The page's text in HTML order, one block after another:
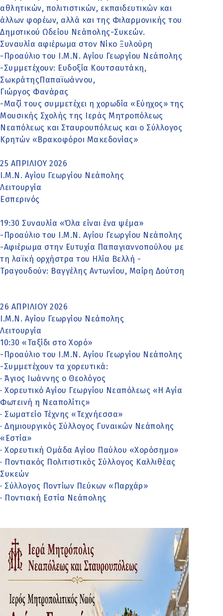
αθλητικών, πολιτιστικών, εκπαιδευτικών και
άλλων φορέων, αλλά και της Φιλαρμονικής του
Δημοτικού Ωδείου Νεάπολης-Συκεών.
Συναυλία αφιέρωμα στον Νίκο Ξυλούρη
-Προαύλιο του Ι.Μ.Ν. Αγίου Γεωργίου Νεάπολης
-Συμμετέχουν: Ευδοξία Κουτσαυτάκη,
ΣωκράτηςΠαπαϊωάννου,
Γιώργος Φανάρας
-Μαζί τους συμμετέχει η χορωδία «Εύηχος» της
Μουσικής Σχολής της Ιεράς Μητροπόλεως
Νεαπόλεως και Σταυρουπόλεως και ο Σύλλογος
Κρητών «Βρακοφόροι Μακεδονίας»
25 ΑΠΡΙΛΙΟΥ 2026
Ι.Μ.Ν. Αγίου Γεωργίου Νεάπολης
Λειτουργία
Εσπερινός
19:30 Συναυλία «Όλα είναι ένα ψέμα»
-Προαύλιο του Ι.Μ.Ν. Αγίου Γεωργίου Νεάπολης
-Αφιέρωμα στην Ευτυχία Παπαγιαννοπούλου με
τη λαϊκή ορχήστρα του Ηλία Βελλή -
Τραγουδούν: Βαγγέλης Αντωνίου, Μαίρη Δούτση
26 ΑΠΡΙΛΙΟΥ 2026
Ι.Μ.Ν. Αγίου Γεωργίου Νεάπολης
Λειτουργία
10:30 «Ταξίδι στο Χορό»
-Προαύλιο του Ι.Μ.Ν. Αγίου Γεωργίου Νεάπολης
-Συμμετέχουν τα χορευτικά:
· Άγιος Ιωάννης ο Θεολόγος
· Χορευτικό Αγίου Γεωργίου Νεαπόλεως «Η Αγία
Φωτεινή η Νεαπολίτις»
· Σωματείο Τέχνης «Τεχνήεσσα»
· Δημιουργικός Σύλλογος Γυναικών Νεάπολης
«Εστία»
· Χορευτική Ομάδα Αγίου Παύλου «Χορόσημο»
· Ποντιακός Πολιτιστικός Σύλλογος Καλλιθέας
Συκεών
· Σύλλογος Ποντίων Πεύκων «Παρχάρ»
· Ποντιακή Εστία Νεάπολης